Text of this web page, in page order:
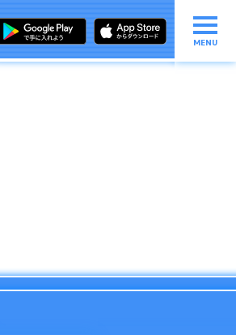
MENU